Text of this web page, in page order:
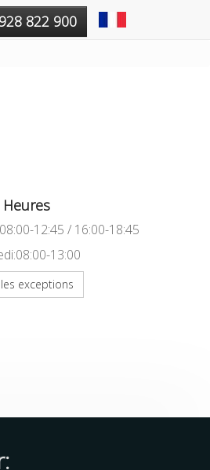
822 900
Heures
12:45 / 16:00-18:45
13:00
exceptions